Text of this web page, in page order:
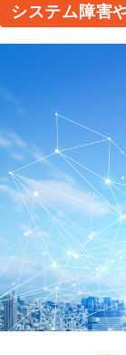
システム障害